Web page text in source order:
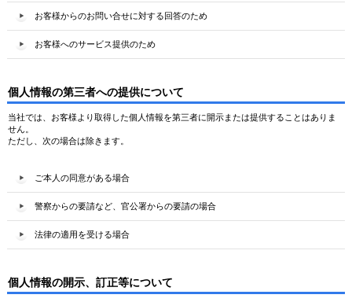
お客様からのお問い合せに対する回答のため
お客様へのサービス提供のため
個人情報の第三者への提供について
当社では、お客様より取得した個人情報を第三者に開示または提供することはありま
せん。
ただし、次の場合は除きます。
ご本人の同意がある場合
警察からの要請など、官公署からの要請の場合
法律の適用を受ける場合
個人情報の開示、訂正等について